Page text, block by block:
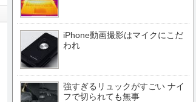
iPhone動画撮影はマイクにこだ
われ
強すぎるリュックがすごい ナイ
フで切られても無事